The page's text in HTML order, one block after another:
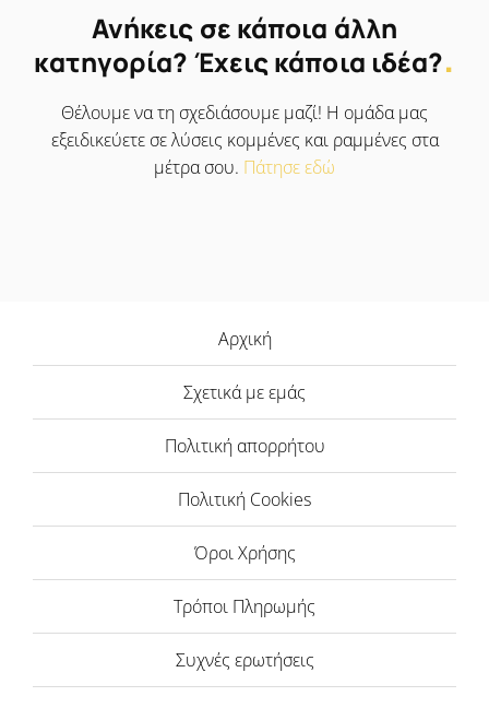
Ανήκεις σε κάποια άλλη
κατηγορία? Έχεις κάποια ιδέα?.
Θέλουμε να τη σχεδιάσουμε μαζί! Η ομάδα μας
εξειδικεύετε σε λύσεις κομμένες και ραμμένες στα
μέτρα σου. Πάτησε εδώ
Αρχική
Σχετικά με εμάς
Πολιτική απορρήτου
Πολιτική Cookies
Όροι Χρήσης
Τρόποι Πληρωμής
Συχνές ερωτήσεις